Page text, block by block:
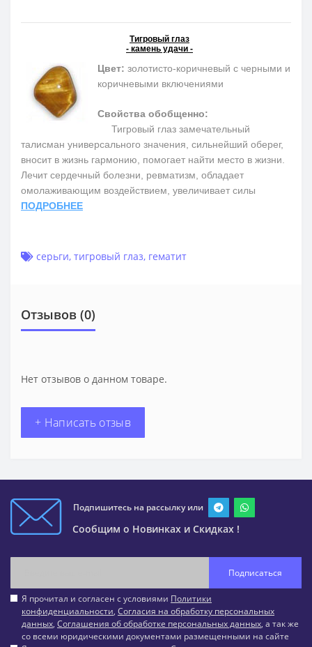
Тигровый глаз
- камень удачи -
Цвет: золотисто-коричневый с черными и
коричневыми включениями
Свойства обобщенно:
Тигровый глаз замечательный
талисман универсального значения, сильнейший оберег,
вносит в жизнь гармонию, помогает найти место в жизни.
Лечит сердечный болезни, ревматизм, обладает
омолаживающим воздействием, увеличивает силы
ПОДРОБНЕЕ
серьги, тигровый глаз, гематит
Отзывов (0)
Нет отзывов о данном товаре.
+ Написать отзыв
Подпишитесь на рассылку или
Сообщим о Новинках и Скидках !
Подписаться
Я прочитал и согласен с условиями Политики
конфиденциальности, Согласия на обработку персональных
данных, Соглашения об обработке персональных данных, а так же
со всеми юридическими документами размещенными на сайте